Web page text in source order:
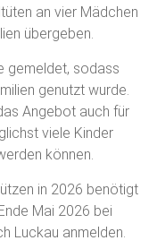
an vier Mädchen
übergeben.
gemeldet, sodass
genutzt wurde.
Angebot auch für
viele Kinder
können.
in 2026 benötigt
Mai 2026 bei
Luckau anmelden.